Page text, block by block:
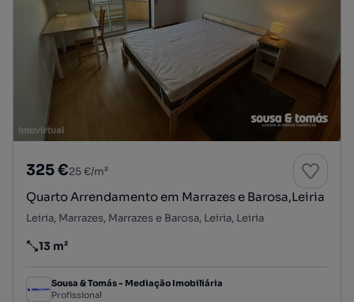
325 €25 €/m²
Quarto Arrendamento em Marrazes e Barosa,Leiria
Leiria, Marrazes, Marrazes e Barosa, Leiria, Leiria
Preço por metro quadrado
13 m²
Sousa & Tomás - Mediação Imobiliária
Profissional